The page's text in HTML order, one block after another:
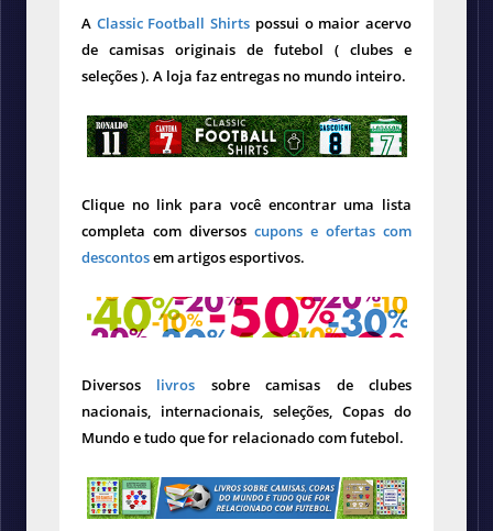
A Classic Football Shirts possui o maior acervo
de camisas originais de futebol ( clubes e
seleções ). A loja faz entregas no mundo inteiro.
Clique no link para você encontrar uma lista
completa com diversos cupons e ofertas com
descontosem artigos esportivos.
Diversos livros sobre camisas de clubes
nacionais, internacionais, seleções, Copas do
Mundo e tudo que for relacionado com futebol.